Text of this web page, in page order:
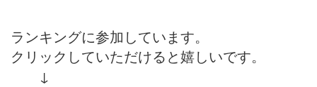
ランキングに参加しています。
クリックしていただけると嬉しいです。
↓